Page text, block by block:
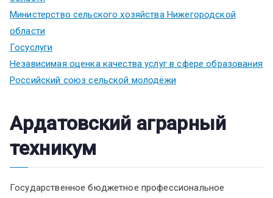
Министерство сельского хозяйства Нижегородской
области
Госуслуги
Независимая оценка качества услуг в сфере образования
Российский союз сельской молодёжи
Ардатовский аграрный
техникум
Государственное бюджетное профессиональное